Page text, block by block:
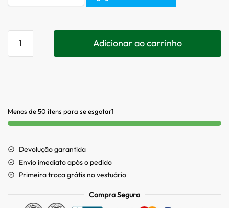
Adicionar ao carrinho
Menos de 50 itens para se esgotar1
Devolução garantida
Envio imediato após o pedido
Primeira troca grátis no vestuário
Compra Segura